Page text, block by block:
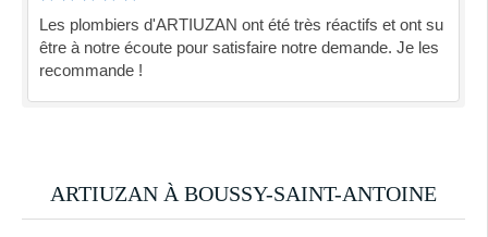
Les plombiers d'ARTIUZAN ont été très réactifs et ont su
être à notre écoute pour satisfaire notre demande. Je les
recommande !
ARTIUZAN À BOUSSY-SAINT-ANTOINE